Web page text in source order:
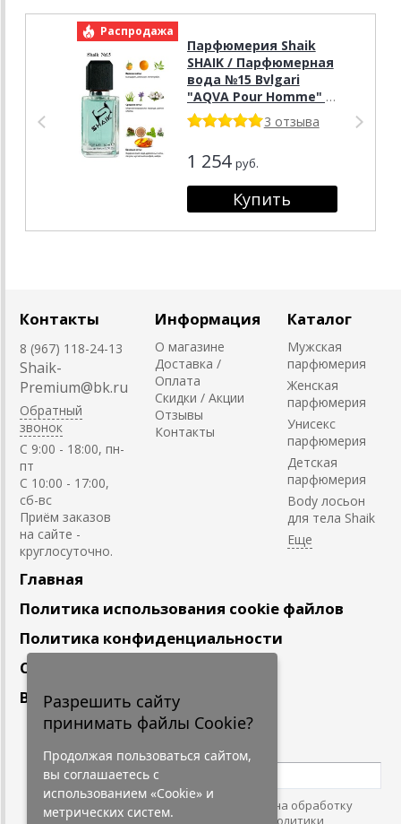
Распродажа
Парфюмерия Shaik
SHAIK / Парфюмерная
вода №15 Bvlgari
"AQVA Pour Homme" ,
50 мл.
3 отзыва
1 254 руб.
Контакты
8 (967) 118-24-13
Shaik-
Premium@bk.ru
Обратный
звонок
C 9:00 - 18:00, пн-
пт
С 10:00 - 17:00,
сб-вс
Приём заказов
на сайте -
круглосуточно.
Информация
О магазине
Доставка /
Оплата
Скидки / Акции
Отзывы
Контакты
Каталог
Мужская
парфюмерия
Женская
парфюмерия
Унисекс
парфюмерия
Детская
парфюмерия
Body лосьон
для тела Shaik
Главная
Политика использования cookie файлов
Политика конфиденциальности
Сотрудничество
Вакансии
Подпишитесь
Нажимая на кнопку, я даю согласие на обработку
персональных данных. С условиями
"Политики
Разрешить сайту
принимать файлы Cookie?
Продолжая пользоваться сайтом,
вы соглашаетесь с
использованием «Cookie» и
метрических систем.